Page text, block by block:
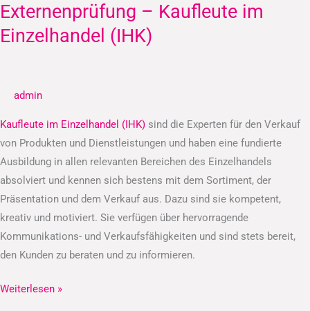
Externenprüfung – Kaufleute im
Einzelhandel (IHK)
admin
Kaufleute im Einzelhandel (IHK) sind die Experten für den Verkauf
von Produkten und Dienstleistungen und haben eine fundierte
Ausbildung in allen relevanten Bereichen des Einzelhandels
absolviert und kennen sich bestens mit dem Sortiment, der
Präsentation und dem Verkauf aus. Dazu sind sie kompetent,
kreativ und motiviert. Sie verfügen über hervorragende
Kommunikations- und Verkaufsfähigkeiten und sind stets bereit,
den Kunden zu beraten und zu informieren.
Externenprüfung
–
Kaufleute
(IHK)
Weiterlesen »